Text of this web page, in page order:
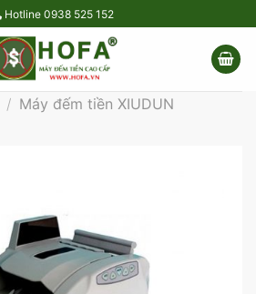
Hotline 0938 525 152
/ Máy đếm tiền XIUDUN